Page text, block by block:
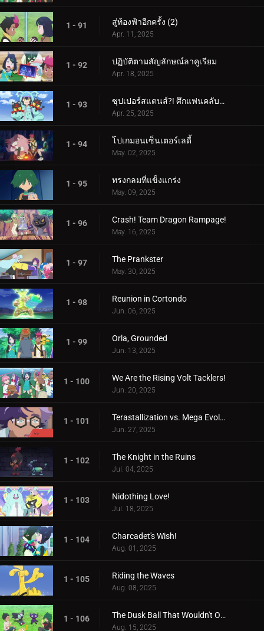
1 - 91 สู่ท้องฟ้าอีกครั้ง (2)
Apr. 11, 2025
1 - 92 ปฏิบัติตามสัญลักษณ์ลาคูเรียม
Apr. 18, 2025
1 - 93 ซุปเปอร์สแตนส์?! ศึกแฟนคลับคุรุมิน!!
Apr. 25, 2025
1 - 94 โปเกมอนเซ็นเตอร์เลดี้
May. 02, 2025
1 - 95 ทรงกลมที่แข็งแกร่ง
May. 09, 2025
1 - 96 Crash! Team Dragon Rampage!
May. 16, 2025
1 - 97 The Prankster
May. 30, 2025
1 - 98 Reunion in Cortondo
Jun. 06, 2025
1 - 99 Orla, Grounded
Jun. 13, 2025
1 - 100 We Are the Rising Volt Tacklers!
Jun. 20, 2025
1 - 101 Terastallization vs. Mega Evolution!
Jun. 27, 2025
1 - 102 The Knight in the Ruins
Jul. 04, 2025
1 - 103 Nidothing Love!
Jul. 18, 2025
1 - 104 Charcadet's Wish!
Aug. 01, 2025
1 - 105 Riding the Waves
Aug. 08, 2025
1 - 106 The Dusk Ball That Wouldn't Open
Aug. 15, 2025